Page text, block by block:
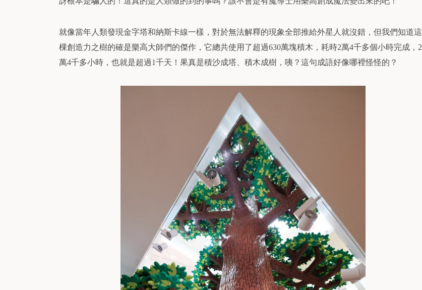
就像當年人類發現金字塔和納斯卡線一樣，對於無法解釋的現象全部推給外星人就沒錯，但我們知道這
棵創造力之樹的確是樂高大師們的傑作，它總共使用了超過630萬塊積木，耗時2萬4千多個小時完成， 2
萬4千多小時，也就是超過1千天！果真是積沙成塔、積木成樹，咦？這句成語好像哪裡怪怪的？